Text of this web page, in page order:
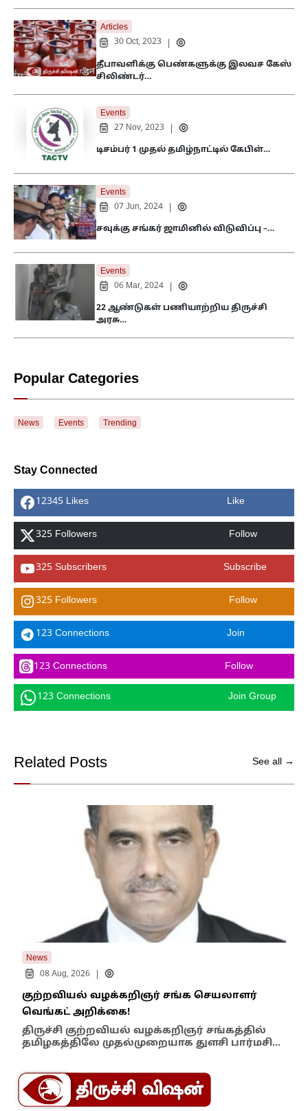
Articles
30 Oct, 2023
தீபாவளிக்கு பெண்களுக்கு இலவச கேஸ்
சிலிண்டர்…
Events
27 Nov, 2023
டிசம்பர் 1 முதல் தமிழ்நாட்டில் கேபிள்…
Events
07 Jun, 2024
சவுக்கு சங்கர் ஜாமினில் விடுவிப்பு –…
Events
06 Mar, 2024
22 ஆண்டுகள் பணியாற்றிய திருச்சி
அரசு…
Popular Categories
News Events Trending
Stay Connected
12345 Likes Like
325 Followers Follow
325 Subscribers Subscribe
325 Followers Follow
123 Connections Join
123 Connections Follow
123 Connections Join Group
Related Posts See all →
News
08 Aug, 2026
குற்றவியல் வழக்கறிஞர் சங்க செயலாளர்
வெங்கட் அறிக்கை!
திருச்சி குற்றவியல் வழக்கறிஞர் சங்கத்தில்
தமிழகத்திலே முதல்முறையாக துளசி பார்மசி…